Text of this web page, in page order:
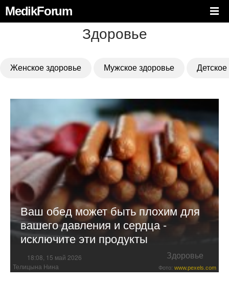
MedikForum
Здоровье
Женское здоровье Мужское здоровье
Ваш обед может быть плохим для
вашего давления и сердца -
исключите эти продукты
18:08, 15 май 2026 Здоровье
Телицына Нина Фото: www.pexels.com